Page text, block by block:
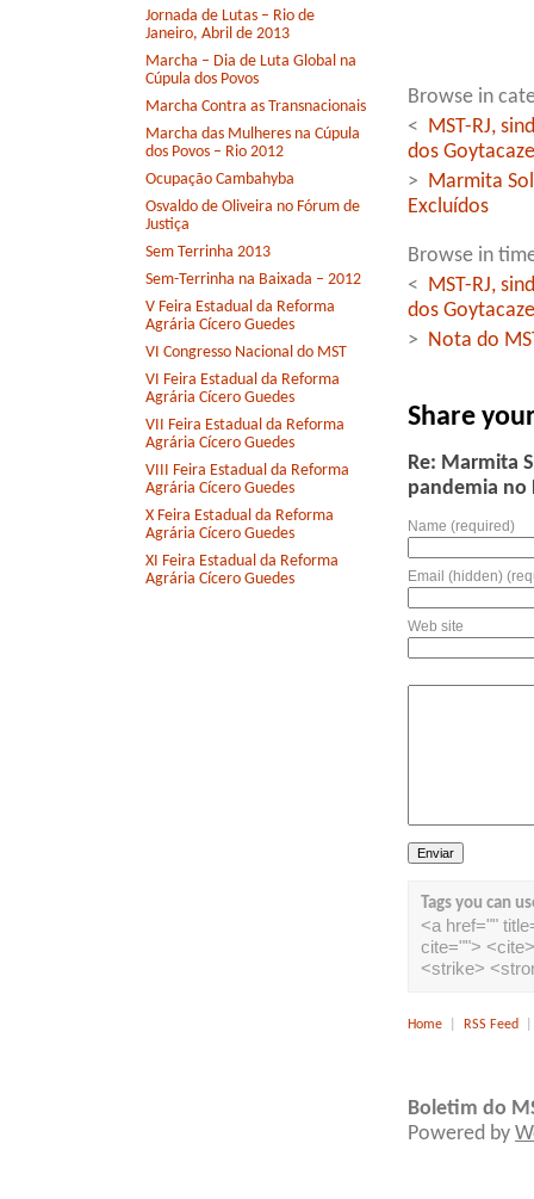
Jornada de Lutas – Rio de
Janeiro, Abril de 2013
Marcha – Dia de Luta Global na
Cúpula dos Povos
Marcha Contra as Transnacionais
Marcha das Mulheres na Cúpula
dos Povos – Rio 2012
Ocupação Cambahyba
Osvaldo de Oliveira no Fórum de
Justiça
Sem Terrinha 2013
Sem-Terrinha na Baixada – 2012
V Feira Estadual da Reforma
Agrária Cícero Guedes
VI Congresso Nacional do MST
VI Feira Estadual da Reforma
Agrária Cícero Guedes
VII Feira Estadual da Reforma
Agrária Cícero Guedes
VIII Feira Estadual da Reforma
Agrária Cícero Guedes
X Feira Estadual da Reforma
Agrária Cícero Guedes
XI Feira Estadual da Reforma
Agrária Cícero Guedes
Browse in
<
MST-RJ,
dos
>
Marmita
Excluídos
Browse in
<
MST-RJ,
dos
>
Nota do
Share
Re: Marmita
pandemia no
Name (required)
Email (hidden)
Web site
Tags you can
<a href=""
cite="">
<strike>
Home RSS Feed
Boletim do
Powered by